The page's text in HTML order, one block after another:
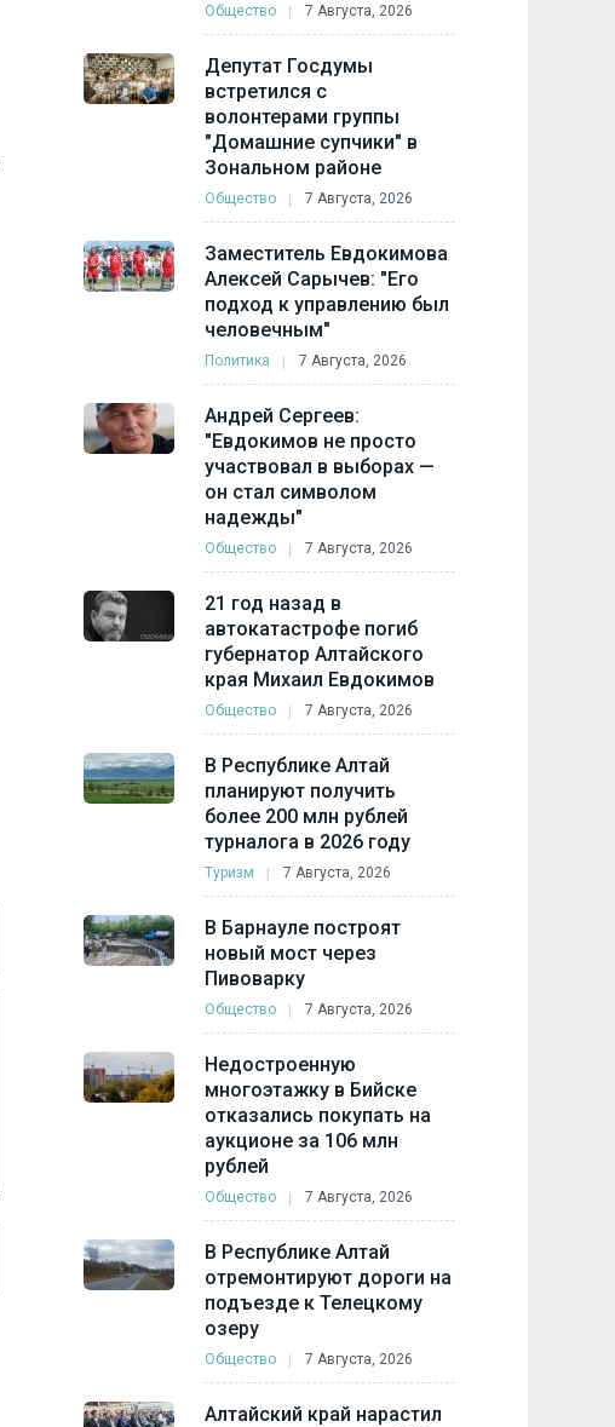
Общество 7 Августа, 2026
Депутат Госдумы
встретился с
волонтерами группы
"Домашние супчики" в
Зональном районе
Общество 7 Августа, 2026
Заместитель Евдокимова
Алексей Сарычев: "Его
подход к управлению был
человечным"
Политика 7 Августа, 2026
Андрей Сергеев:
"Евдокимов не просто
участвовал в выборах —
он стал символом
надежды"
Общество 7 Августа, 2026
21 год назад в
автокатастрофе погиб
губернатор Алтайского
края Михаил Евдокимов
Общество 7 Августа, 2026
В Республике Алтай
планируют получить
более 200 млн рублей
турналога в 2026 году
Туризм 7 Августа, 2026
В Барнауле построят
новый мост через
Пивоварку
Общество 7 Августа, 2026
Недостроенную
многоэтажку в Бийске
отказались покупать на
аукционе за 106 млн
рублей
Общество 7 Августа, 2026
В Республике Алтай
отремонтируют дороги на
подъезде к Телецкому
озеру
Общество 7 Августа, 2026
Алтайский край нарастил